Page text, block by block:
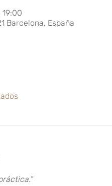
Barcelona, España